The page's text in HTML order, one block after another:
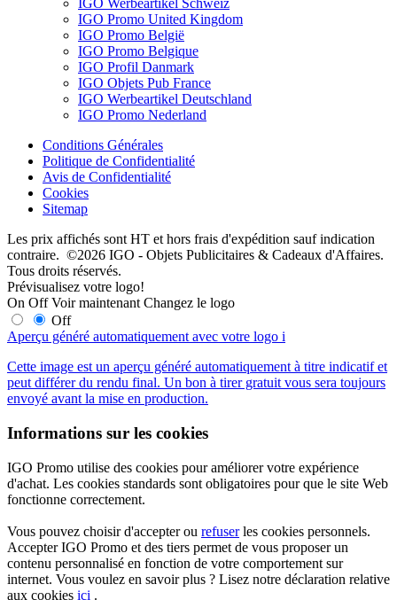
IGO Werbeartikel Schweiz
IGO Promo United Kingdom
IGO Promo België
IGO Promo Belgique
IGO Profil Danmark
IGO Objets Pub France
IGO Werbeartikel Deutschland
IGO Promo Nederland
Conditions Générales
Politique de Confidentialité
Avis de Confidentialité
Cookies
Sitemap
Les prix affichés sont HT et hors frais d'expédition sauf indication
contraire. ©2026 IGO - Objets Publicitaires & Cadeaux d'Affaires.
Tous droits réservés.
Prévisualisez votre logo!
On Off Voir maintenant Changez le logo
Off
Aperçu généré automatiquement avec votre logo i
Cette image est un aperçu généré automatiquement à titre indicatif et
peut différer du rendu final. Un bon à tirer gratuit vous sera toujours
envoyé avant la mise en production.
Informations sur les cookies
IGO Promo utilise des cookies pour améliorer votre expérience
d'achat. Les cookies standards sont obligatoires pour que le site Web
fonctionne correctement.
Vous pouvez choisir d'accepter ou refuserles cookies personnels.
Accepter IGO Promo et des tiers permet de vous proposer un
contenu personnalisé en fonction de votre comportement sur
internet. Vous voulez en savoir plus ? Lisez notre déclaration relative
aux cookies ici .